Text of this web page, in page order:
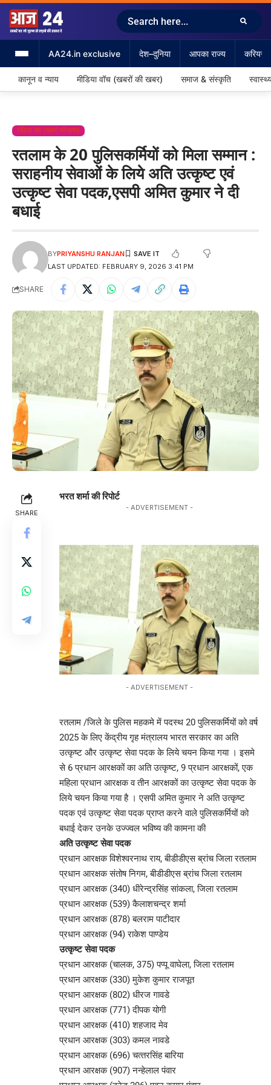
AA24.in exclusive देश–दुनिया आपका राज्य करियर
कानून व न्याय मीडिया वॉच (खबरों की खबर) समाज & संस्कृति
मीडिया वॉच (खबरों की खबर)
रतलाम के 20 पुलिसकर्मियों को मिला सम्मान :
सराहनीय सेवाओं के लिये अति उत्कृष्ट एवं
उत्कृष्ट सेवा पदक,एसपी अमित कुमार ने दी
बधाई
LAST UPDATED: FEBRUARY 9, 2026 3:41 PM
BYPRIYANSHU RANJAN
SHARE
SHARE
भरत शर्मा की रिपोर्ट
- ADVERTISEMENT -
- ADVERTISEMENT -
रतलाम /जिले के पुलिस महकमे में पदस्थ 20 पुलिसकर्मियों को वर्ष
2025 के लिए केंद्रीय गृह मंत्रालय भारत सरकार का अति
उत्कृष्ट और उत्कृष्ट सेवा पदक के लिये चयन किया गया । इसमे
से 6 प्रधान आरक्षकों का अति उत्कृष्ट, 9 प्रधान आरक्षकों, एक
महिला प्रधान आरक्षक व तीन आरक्षकों का उत्कृष्ट सेवा पदक के
लिये चयन किया गया है । एसपी अमित कुमार ने अति उत्कृष्ट
पदक एवं उत्कृष्ट सेवा पदक प्राप्त करने वाले पुलिसकर्मियों को
बधाई देकर उनके उज्ज्वल भविष्य की कामना की
अति उत्कृष्ट सेवा पदक
प्रधान आरक्षक विशेश्‍वरनाथ राय, बीडीडीएस ब्रांच जिला रतलाम
प्रधान आरक्षक संतोष निगम, बीडीडीएस ब्रांच जिला रतलाम
प्रधान आरक्षक (340) धीरेन्‍द्रसिंह सांकला, जिला रतलाम
प्रधान आरक्षक (539) कैलाशचन्‍द्र शर्मा
प्रधान आरक्षक (878) बलराम पाटीदार
प्रधान आरक्षक (94) राकेश पाण्‍डेय
उत्कृष्ट सेवा पदक
प्रधान आरक्षक (चालक, 375) पप्पू वाघेला, जिला रतलाम
प्रधान आरक्षक (330) मुकेश कुमार राजपूत
प्रधान आरक्षक (802) धीरज गावडे
प्रधान आरक्षक (771) दीपक योगी
प्रधान आरक्षक (410) शहजाद मेव
प्रधान आरक्षक (303) कमल नावडे
प्रधान आरक्षक (696) चत्‍तरसिंह बारिया
प्रधान आरक्षक (907) नन्‍हेलाल पंवार